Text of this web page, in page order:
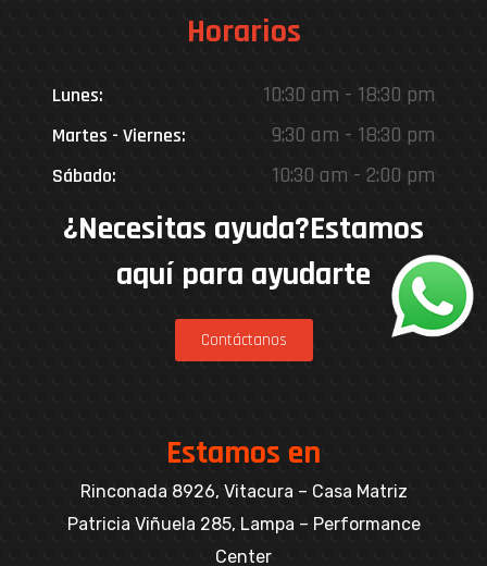
Horarios
Lunes: 10:30 am - 18:30 pm
Martes - Viernes: 9:30 am - 18:30 pm
Sábado: 10:30 am - 2:00 pm
¿Necesitas ayuda?Estamos
aquí para ayudarte
Contáctanos
Estamos en
Rinconada 8926, Vitacura – Casa Matriz
Patricia Viñuela 285, Lampa – Performance
Center